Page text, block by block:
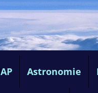
Astronomie